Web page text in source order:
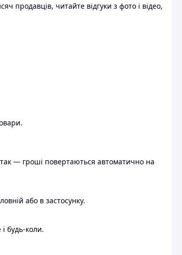
продавців, читайте відгуки з фото і відео,
— гроші повертаються автоматично на
або в застосунку.
будь-коли.